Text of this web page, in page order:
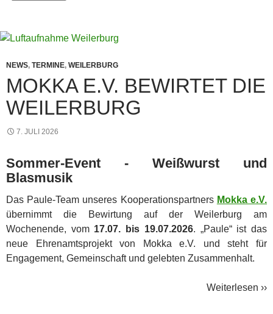
NEWS, TERMINE, WEILERBURG
MOKKA E.V. BEWIRTET DIE
WEILERBURG
7. JULI 2026
Sommer-Event - Weißwurst und
Blasmusik
Das Paule-Team unseres Kooperationspartners Mokka e.V.
übernimmt die Bewirtung auf der Weilerburg am
Wochenende, vom 17.07. bis 19.07.2026. „Paule“ ist das
neue Ehrenamtsprojekt von Mokka e.V. und steht für
Engagement, Gemeinschaft und gelebten Zusammenhalt.
Weiterlesen ››